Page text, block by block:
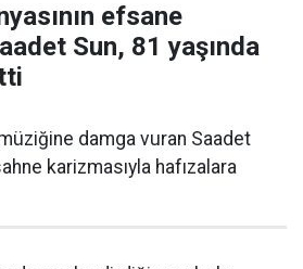
efsane
Sun, 81 yaşında
damga vuran Saadet
karizmasıyla hafızalara